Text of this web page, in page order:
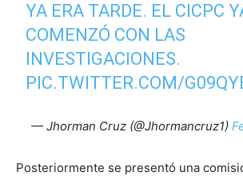
YA ERA TARDE. EL CICPC
COMENZÓ CON LAS
INVESTIGACIONES.
PIC.TWITTER.COM/
— Jhorman Cruz (@Jhormancruz1)
Posteriormente se presentó una